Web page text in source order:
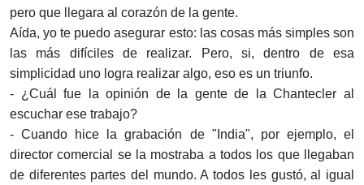
pero que llegara al corazón de la gente.
Aída, yo te puedo asegurar esto: las cosas más simples son
las más difíciles de realizar. Pero, si, dentro de esa
simplicidad uno logra realizar algo, eso es un triunfo.
- ¿Cuál fue la opinión de la gente de la Chantecler al
escuchar ese trabajo?
- Cuando hice la grabación de "India", por ejemplo, el
director comercial se la mostraba a todos los que llegaban
de diferentes partes del mundo. A todos les gustó, al igual